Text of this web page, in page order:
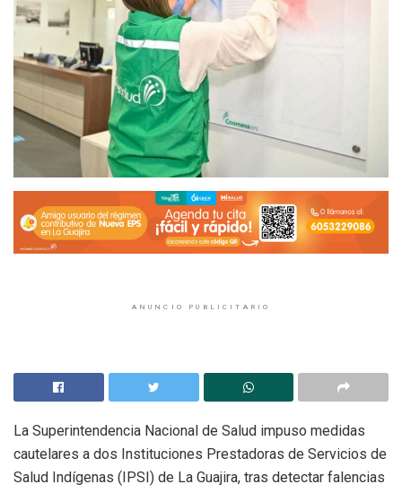
ANUNCIO PUBLICITARIO
La Superintendencia Nacional de Salud impuso medidas
cautelares a dos Instituciones Prestadoras de Servicios de
Salud Indígenas (IPSI) de La Guajira, tras detectar falencias